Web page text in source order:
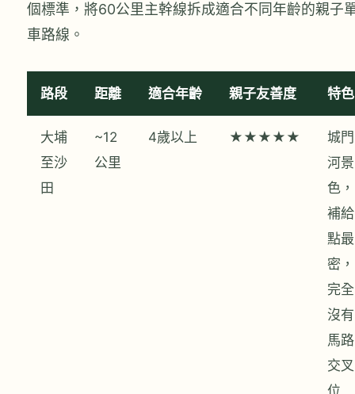
個標準，將60公里主幹線拆成適合不同年齡的親子
車路線。
路段 距離 適合年齡 親子友善度 特色
大埔
至沙
田
~12
公里
4歲以上 ★★★★★
城門
河景
色，
補給
點最
密，
完全
沒有
馬路
交叉
位